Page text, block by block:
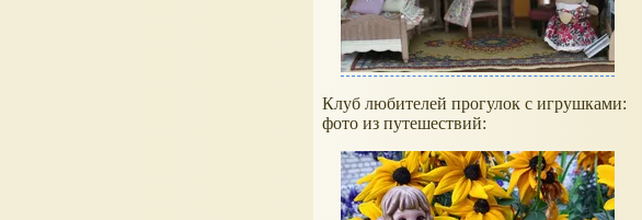
Клуб любителей прогулок с игрушками:
фото из путешествий: